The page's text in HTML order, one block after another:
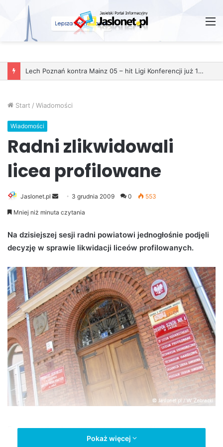
Lech Poznań kontra Mainz 05 – hit Ligi Konferencji już 11 grudnia
Start / Wiadomości
Wiadomości
Radni zlikwidowali
licea profilowane
Jaslonet.pl
d
a
e
m
a
i
l
3 grudnia 2009 0 553
Mniej niż minuta czytania
Na dzisiejszej sesji radni powiatowi jednogłośnie podjęli
decyzję w sprawie likwidacji liceów profilowanych.
Decyzją radnych zniknie cztery licea profilowane: w
Zespole Szkół w Trzcinicy, w Zespole Szkół
Pokaż więcej